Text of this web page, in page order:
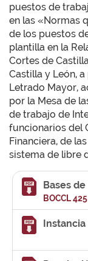
puestos de
en las «Normas
de los puestos
plantilla en la
Cortes de
Castilla y León,
Letrado Mayor,
por la Mesa de
de trabajo de
funcionarios del
Financiera, de
sistema de libre
Bases
BOCCL
Instancia